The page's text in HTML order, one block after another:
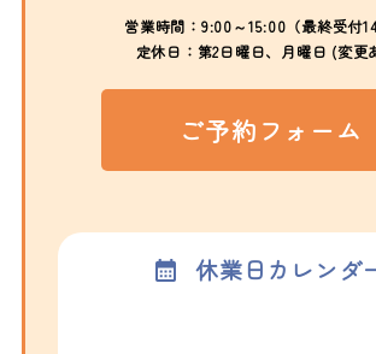
営業時間：9:00～15:00（最終受付
定休日：第2日曜日、月曜日 (変更
ご予約フォーム
休業日カレンダ